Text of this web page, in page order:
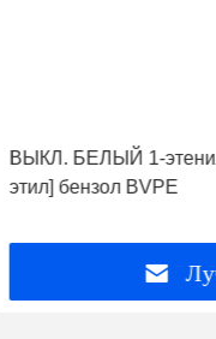
ВЫКЛ. БЕЛЫЙ 1-
этил] бензол BVPE